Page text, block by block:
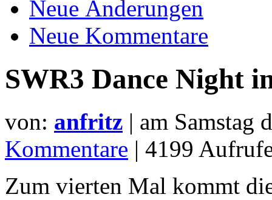
Neue Änderungen
Neue Kommentare
SWR3 Dance Night
von: anfritz | am Samstag
Kommentare | 4199
Zum vierten Mal kommt